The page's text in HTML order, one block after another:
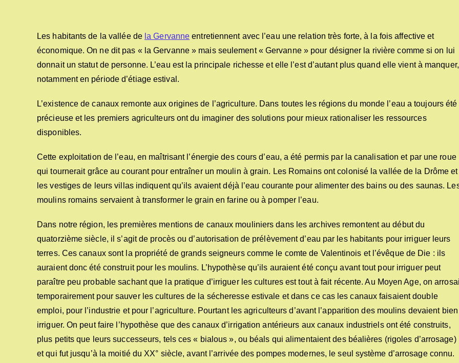
Les habitants de la vallée de la Gervanne entretiennent avec l’eau une relation très forte, à la fois affective et
économique. On ne dit pas « la Gervanne » mais seulement « Gervanne » pour désigner la rivière comme si on lui
donnait un statut de personne. L’eau est la principale richesse et elle l’est d’autant plus quand elle vient à manquer,
notamment en période d’étiage estival.
L’existence de canaux remonte aux origines de l’agriculture. Dans toutes les régions du monde l’eau a toujours été
précieuse et les premiers agriculteurs ont du imaginer des solutions pour mieux rationaliser les ressources
disponibles.
Cette exploitation de l’eau, en maîtrisant l’énergie des cours d’eau, a été permis par la canalisation et par une roue
qui tournerait grâce au courant pour entraîner un moulin à grain. Les Romains ont colonisé la vallée de la Drôme et
les vestiges de leurs villas indiquent qu’ils avaient déjà l’eau courante pour alimenter des bains ou des saunas.
moulins romains servaient à transformer le grain en farine ou à pomper l’eau.
Dans notre région, les premières mentions de canaux mouliniers dans les archives remontent au début du
quatorzième siècle, il s’agit de procès ou d’autorisation de prélèvement d’eau par les habitants pour irriguer leurs
terres. Ces canaux sont la propriété de grands seigneurs comme le comte de Valentinois et l’évêque de Die : ils
auraient donc été construit pour les moulins. L’hypothèse qu’ils auraient été conçu avant tout pour irriguer peut
paraître peu probable sachant que la pratique d’irriguer les cultures est tout à fait récente. Au Moyen Age, on
temporairement pour sauver les cultures de la sécheresse estivale et dans ce cas les canaux faisaient double
emploi, pour l’industrie et pour l’agriculture. Pourtant les agriculteurs d’avant l’apparition des moulins devaient bien
irriguer. On peut faire l’hypothèse que des canaux d’irrigation antérieurs aux canaux industriels ont été construits,
plus petits que leurs successeurs, tels ces « bialous », ou béals qui alimentaient des béalières (rigoles d’arrosage)
et qui fut jusqu’à la moitié du XX° siècle, avant l’arrivée des pompes modernes, le seul système d’arrosage connu.